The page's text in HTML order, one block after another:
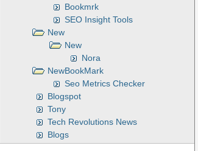
Bookmrk
SEO Insight Tools
New
New
Nora
NewBookMark
Seo Metrics Checker
Blogspot
Tony
Tech Revolutions News
Blogs